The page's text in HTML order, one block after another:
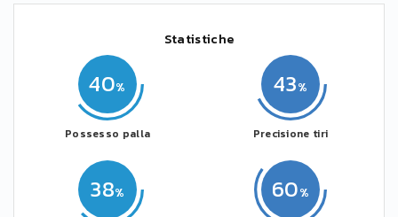
Statistiche
40
Possesso palla
38 60
43
Precisione tiri